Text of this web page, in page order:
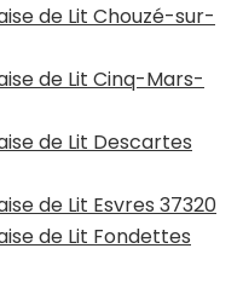
de Lit Chouzé-sur-
de Lit Cinq-Mars-
de Lit Descartes
de Lit Esvres 37320
de Lit Fondettes